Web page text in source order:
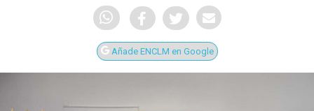
Añade ENCLM en Google